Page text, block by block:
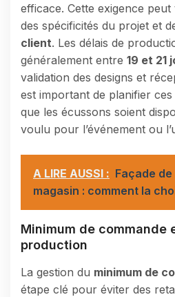
efficace. Cette exigence
des spécificités du projet et
client. Les délais de
généralement entre 19 et 21
validation des designs et
est important de planifier ces
que les écussons soient
voulu pour l’événement ou
A LIRE AUSSI : Façade de
magasin : comment la
Minimum de commande
production
La gestion du minimum de
étape clé pour éviter des